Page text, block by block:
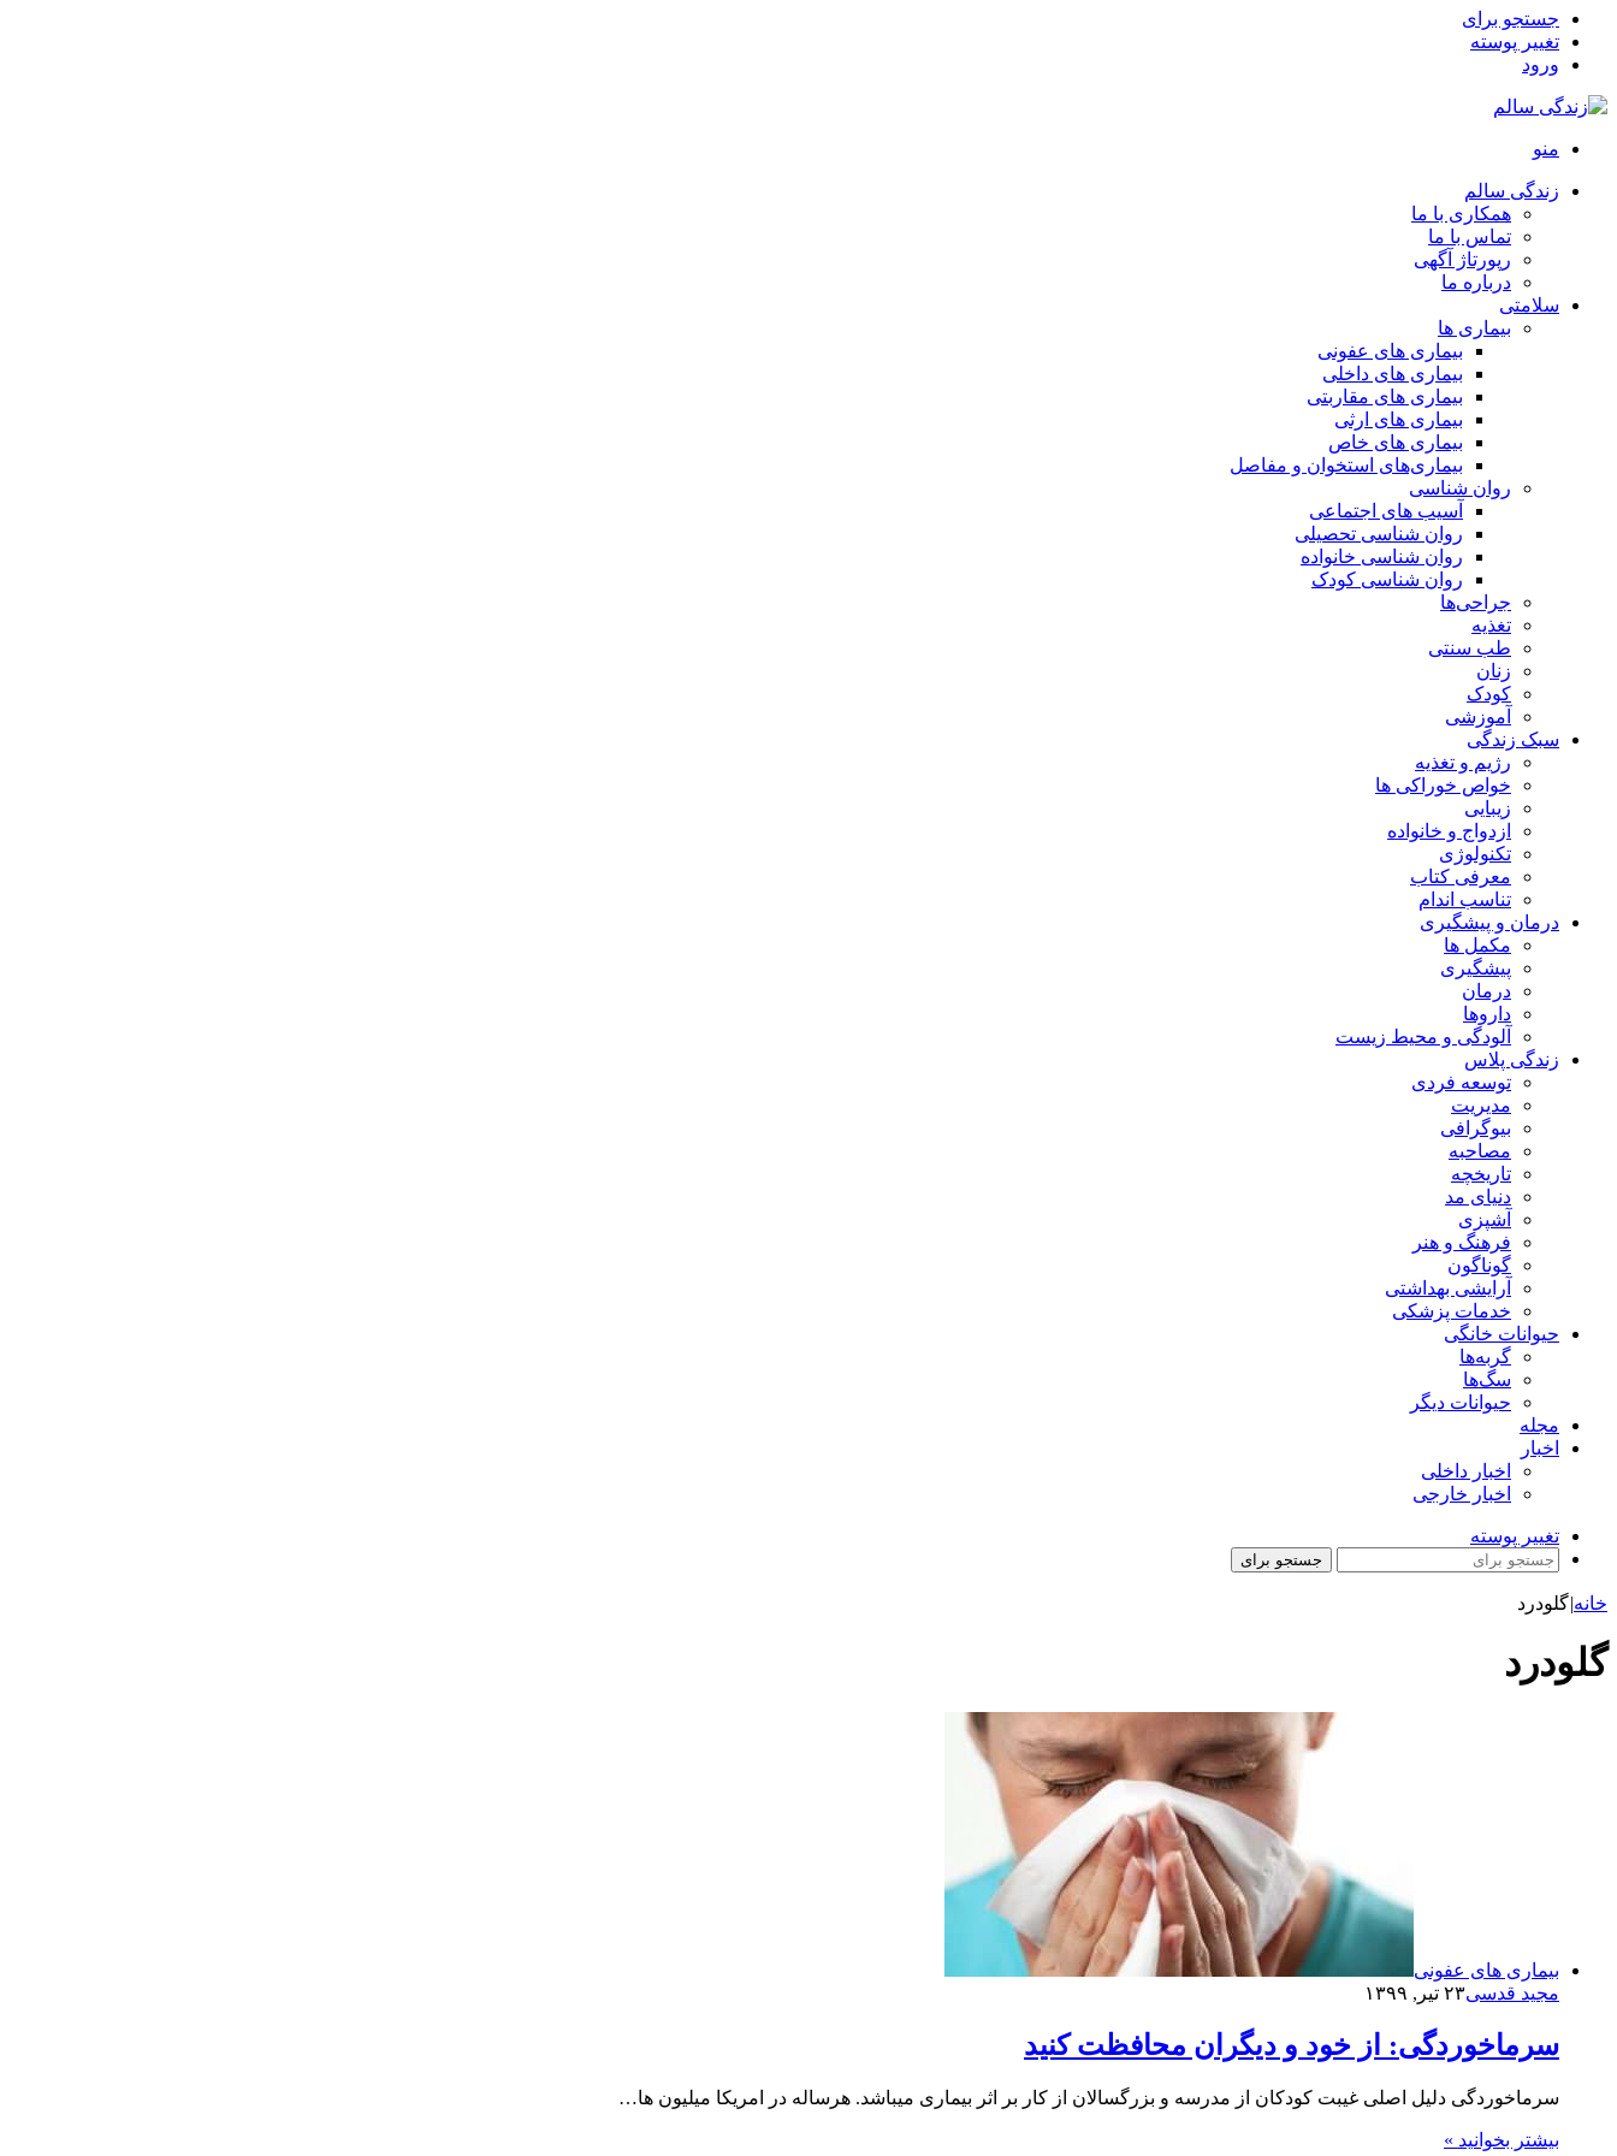
جستجو برای
تغییر پوسته
ورود
منو
زندگی سالم
همکاری با ما
تماس با ما
رپورتاژ آگهی
درباره ما
سلامتی
بیماری ها
بیماری های عفونی
بیماری های داخلی
بیماری های مقاربتی
بیماری های ارثی
بیماری های خاص
بیماری‌های استخوان و مفاصل
روان شناسی
آسیب های اجتماعی
روان شناسی تحصیلی
روان شناسی خانواده
روان شناسی کودک
جراحی‌ها
تغذیه
طب سنتی
زنان
کودک
آموزشی
سبک زندگی
رژیم و تغذیه
خواص خوراکی ها
زیبایی
ازدواج و خانواده
تکنولوژی
معرفی کتاب
تناسب اندام
درمان و پیشگیری
مکمل ها
پیشگیری
درمان
داروها
آلودگی و محیط زیست
زندگی پلاس
توسعه فردی
مدیریت
بیوگرافی
مصاحبه
تاریخچه
دنیای مد
آشپزی
فرهنگ و هنر
گوناگون
آرایشی بهداشتی
خدمات پزشکی
حیوانات خانگی
گربه‌ها
سگ‌ها
حیوانات دیگر
مجله
اخبار
اخبار داخلی
اخبار خارجی
تغییر پوسته
جستجو برای
خانه|گلودرد
گلودرد
بیماری های عفونی
مجید قدسی۲۳ تیر, ۱۳۹۹
سرماخوردگی: از خود و دیگران محافظت کنید
سرماخوردگی دلیل اصلی غیبت کودکان از مدرسه و بزرگسالان از کار بر اثر بیماری میباشد. هرساله در امریکا میلیون ها…
بیشتر بخوانید »